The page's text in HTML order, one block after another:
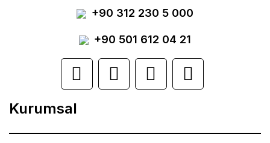
Ürün resmi kalitesiz, bozuk veya
görüntülenemiyor.
Ürün açıklamasında eksik bilgiler bulunuyor.
Ürün bilgilerinde hatalar bulunuyor.
Ürün fiyatı diğer sitelerden daha pahalı.
Bu ürüne benzer farklı alternatifler olmalı.
+90 312 230 5 000
+90 501 612 04 21
Kurumsal